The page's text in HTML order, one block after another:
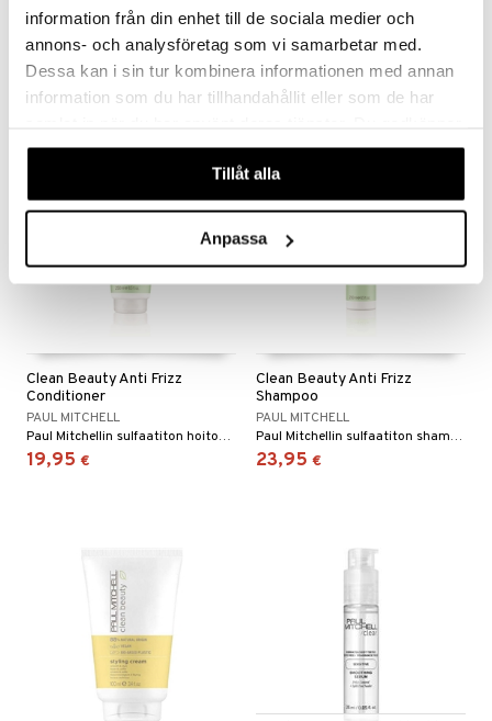
information från din enhet till de sociala medier och
annons- och analysföretag som vi samarbetar med.
Dessa kan i sin tur kombinera informationen med annan
information som du har tillhandahållit eller som de har
våra cookies vid fortsatt användande av vår webbplats.
Tillåt alla
Anpassa
Hyväätekevä ja kosteuttava shampoo puhdistaa huolellisesti.
17,95 €
Original Conditioner
20,95 €
Clean Beauty Anti Frizz
Conditioner
PAUL MITCHELL
Paul Mitchellin sulfaatiton hoitoaine pörröisille hiuksille
19,95 €
Clean Beauty Anti Frizz
Shampoo
PAUL MITCHELL
Paul Mitchellin sulfaatiton shampoo pörröisille hiuksille
23,95 €